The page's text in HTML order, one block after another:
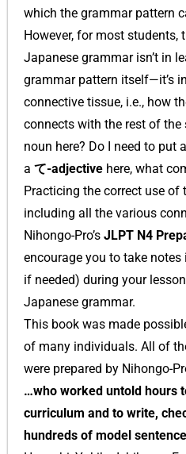
which the grammar pattern
However, for most students,
Japanese grammar isn’t in
grammar pattern itself—it’s
connective tissue, i.e., how
connects with the rest of the
noun here? Do I need to put a
a て-adjective here, what
Practicing the correct use of
including all the various
Nihongo-Pro’s JLPT N4
encourage you to take
if needed) during your
Japanese grammar.
This book was made
of many individuals. All of
were prepared by Nihongo-
…who worked untold hours
curriculum and to write,
hundreds of model